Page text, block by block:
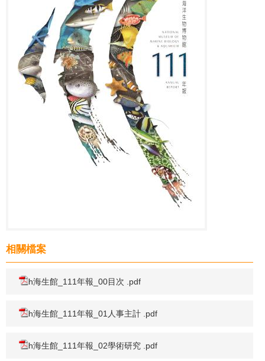
相關檔案
h海生館_111年報_00目次 .pdf
h海生館_111年報_01人事主計 .pdf
h海生館_111年報_02學術研究 .pdf